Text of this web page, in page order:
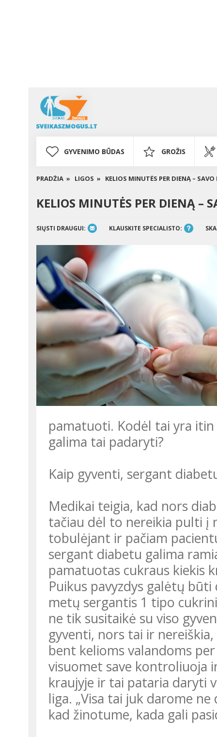
GYVENIMO BŪDAS GROŽIS
PRADŽIA » LIGOS » KELIOS MINUTĖS PER DIENĄ –
KELIOS MINUTĖS PER DIENĄ –
SIŲSTI DRAUGUI: KLAUSKITE SPECIALISTO:
pamatuoti. Kodėl tai yra
galima tai padaryti?
Kaip gyventi, sergant
Medikai teigia, kad nors
tačiau dėl to nereikia pulti į
tobulėjant ir pačiam
sergant diabetu galima
pamatuotas cukraus kiekis
Puikus pavyzdys galėtų
metų sergantis 1 tipo
ne tik susitaikė su viso
gyventi, nors tai ir
bent kelioms valandoms
visuomet save kontroliuoja
kraujyje ir tai pataria daryti
liga. „Visa tai juk darome
kad žinotume, kada gali